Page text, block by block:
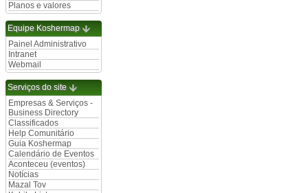
Planos e valores
Equipe Koshermap
Painel Administrativo
Intranet
Webmail
Serviços do site
Empresas & Serviços -
Business Directory
Classificados
Help Comunitário
Guia Koshermap
Calendário de Eventos
Aconteceu (eventos)
Notícias
Mazal Tov